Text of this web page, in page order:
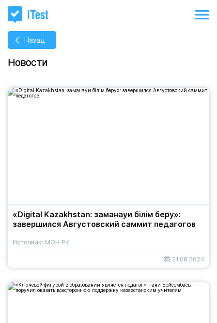
Назад
Новости
«Digital Kazakhstan: заманауи білім беру»:
завершился Августовский саммит педагогов
Источник: МОН РК
21.08.2024